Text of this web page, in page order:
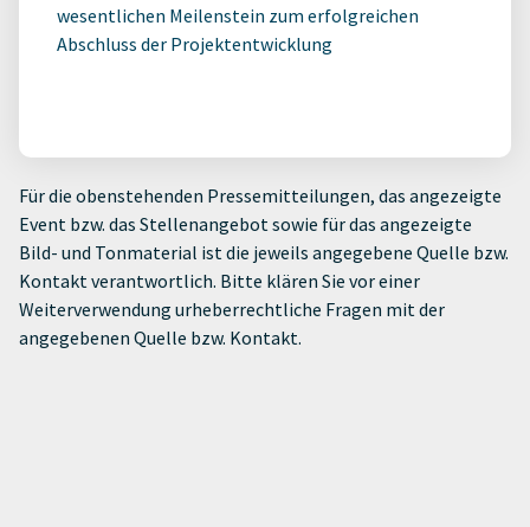
wesentlichen Meilenstein zum erfolgreichen
Abschluss der Projektentwicklung
Für die obenstehenden Pressemitteilungen, das angezeigte
Event bzw. das Stellenangebot sowie für das angezeigte
Bild- und Tonmaterial ist die jeweils angegebene Quelle bzw.
Kontakt verantwortlich. Bitte klären Sie vor einer
Weiterverwendung urheberrechtliche Fragen mit der
angegebenen Quelle bzw. Kontakt.